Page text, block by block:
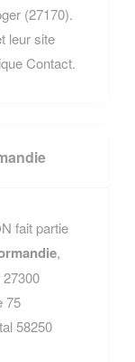
(27170).
leur site
Contact.
fait partie
,
75
58250